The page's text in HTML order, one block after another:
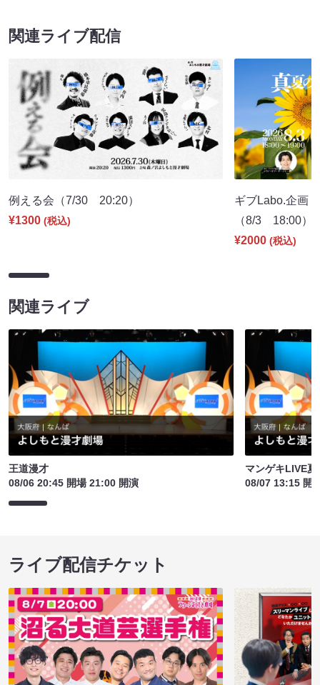
関連ライブ配信
例える会（7/30 20:20）
¥1300 (税込)
ギブLabo.企画
（8/3 18:00）
¥2000 (税込)
関連ライブ
王道漫才
08/06 20:45 開場 21:00 開演
マンゲキLIVE夏
08/07 13:15 開
ライブ配信チケット